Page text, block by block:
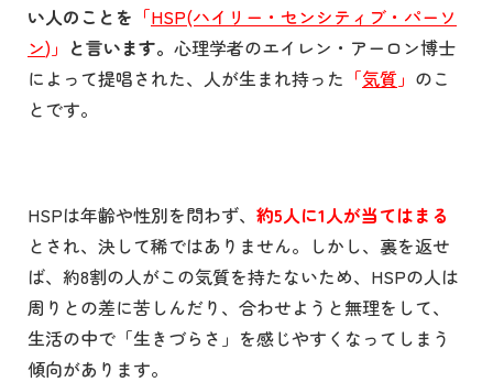
い人のことを 「HSP(ハイリー・センシティブ・パーソ
ン)」 と言います。 心理学者のエイレン・アーロン博士
によって提唱された、人が生まれ持った 「気質 」 のこ
とです。
HSPは年齢や性別を問わず、 約5人に1人が当てはまる
とされ、決して稀ではありません。しかし、裏を返せ
ば、約8割の人がこの気質を持たないため、 HSPの人は
周りとの差に苦しんだり、合わせようと無理をして、
生活の中で「生きづらさ」を感じやすくなってしまう
傾向があります。